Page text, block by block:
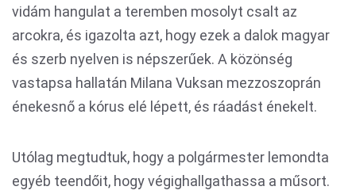
vidám hangulat a teremben mosolyt csalt az
arcokra, és igazolta azt, hogy ezek a dalok magyar
és szerb nyelven is népszerűek. A közönség
vastapsa hallatán Milana Vuksan mezzoszoprán
énekesnő a kórus elé lépett, és ráadást énekelt.
Utólag megtudtuk, hogy a polgármester lemondta
egyéb teendőit, hogy végighallgathassa a műsort.